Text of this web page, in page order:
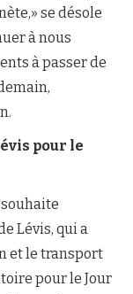
se désole
à nous
à passer de
pour le
Lévis, qui a
et le transport
pour le Jour